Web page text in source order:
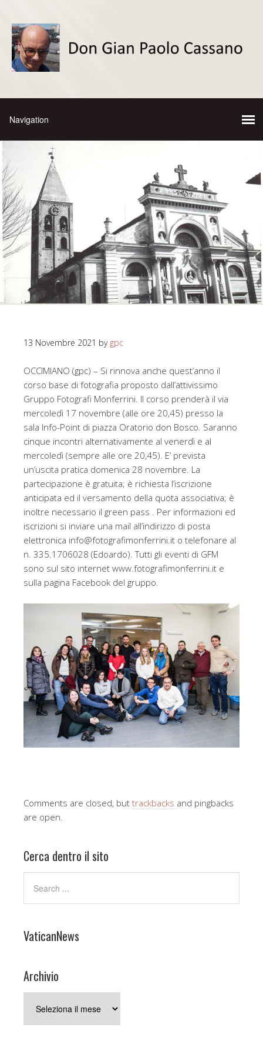
13 Novembre 2021 by gpc
OCCIMIANO (gpc) – Si rinnova anche quest’anno il
corso base di fotografia proposto dall’attivissimo
Gruppo Fotografi Monferrini. Il corso prenderà il via
mercoledì 17 novembre (alle ore 20,45) presso la
sala Info-Point di piazza Oratorio don Bosco. Saranno
cinque incontri alternativamente al venerdì e al
mercoledì (sempre alle ore 20,45). E’ prevista
un’uscita pratica domenica 28 novembre. La
partecipazione è gratuita; è richiesta l’iscrizione
anticipata ed il versamento della quota associativa; è
inoltre necessario il green pass . Per informazioni ed
iscrizioni si inviare una mail all’indirizzo di posta
elettronica info@fotografimonferrini.it o telefonare al
n. 335.1706028 (Edoardo). Tutti gli eventi di GFM
sono sul sito internet www.fotografimonferrini.it e
sulla pagina Facebook del gruppo.
Comments are closed, but trackbacks and pingbacks
are open.
Cerca dentro il sito
VaticanNews
Archivio